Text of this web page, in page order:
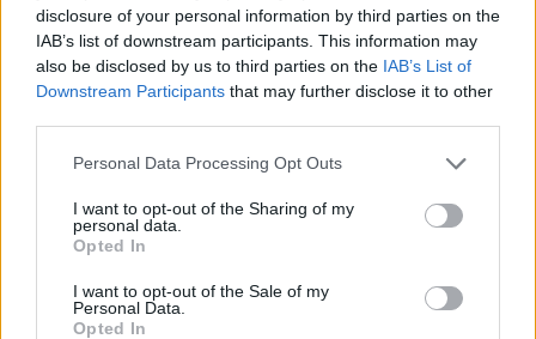
disclosure of your personal information by third parties on the
IAB’s list of downstream participants. This information may
also be disclosed by us to third parties on the IAB’s List of
Downstream Participants that may further disclose it to other
Please note that this website/app uses one or more Google
not limited to your visit or usage behaviour. You may click to
grant or deny consent to Google and its third-party tags to
use your data for below specified purposes in below Google
consent section.
Personal Data Processing Opt Outs
I want to opt-out of the Sharing of my
personal data.
Opted In
I want to opt-out of the Sale of my
Personal Data.
Opted In
Sportklubbal is. Mondjuk, azt nem mondták, miről,
úgyhogy.
13 éve
Fasza, az egész család tűkön ülve várja már,
szoknyavadászatával, erre megint csak a bolondját
járatják az emberrel.
Szép, mondhatom.